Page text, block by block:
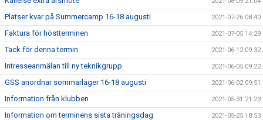
Platser kvar på Summercamp 16-18 augusti 2021-07-26 08:40
Faktura för höstterminen 2021-07-05 14:29
Tack för denna termin 2021-06-12 09:32
Intresseanmälan till ny teknikgrupp 2021-06-05 09:22
GSS anordnar sommarläger 16-18 augusti 2021-06-02 09:51
Information från klubben 2021-05-31 21:23
Information om terminens sista träningsdag 2021-05-25 18:53